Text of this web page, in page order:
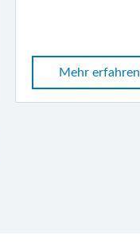
Mehr erfahren